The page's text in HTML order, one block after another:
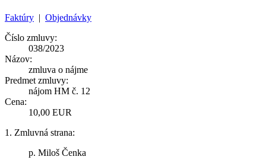
Faktúry | Objednávky
Číslo zmluvy:
038/2023
Názov:
zmluva o nájme
Predmet zmluvy:
nájom HM č. 12
Cena:
10,00 EUR
1. Zmluvná strana:
p. Miloš Čenka